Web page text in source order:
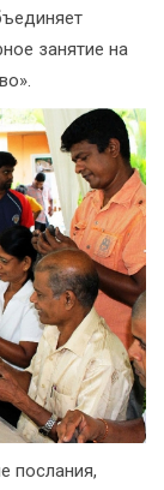
занятие на
послания,